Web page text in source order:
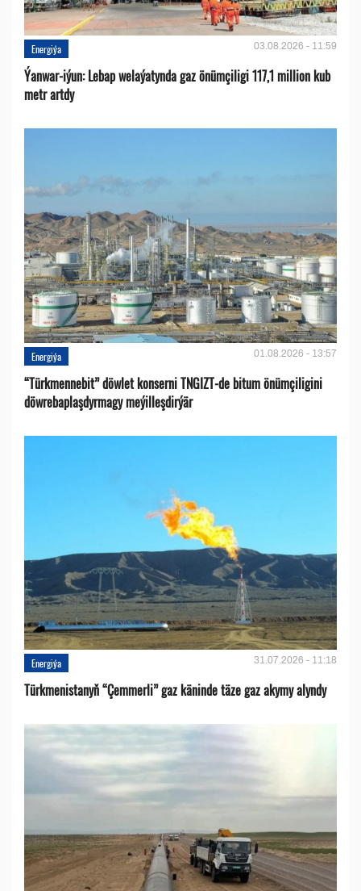
Energiýa 03.08.2026 - 11:59
Ýanwar-iýun: Lebap welaýatynda gaz önümçiligi 117,1 million kub
metr artdy
Energiýa 01.08.2026 - 13:57
“Türkmennebit” döwlet konserni TNGIZT-de bitum önümçiligini
döwrebaplaşdyrmagy meýilleşdirýär
Energiýa 31.07.2026 - 11:18
Türkmenistanyň “Çemmerli” gaz käninde täze gaz akymy alyndy